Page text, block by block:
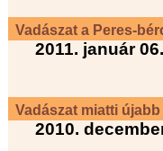
Vadászat a Peres-
2011. január 06.
Vadászat miatti
2010.